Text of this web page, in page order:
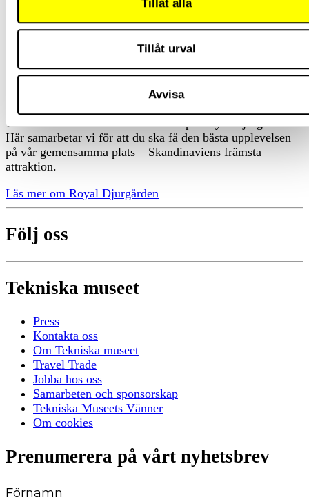
Tillåt alla
Tillåt urval
Avvisa
mål, att få fler unga att intressera sig för naturvetenskap
och teknik. Som samarbetspartner till Tekniska museet
förenar du affärsnytta med samhällsengagemang.
På Djurgården samarbetar vi
Tekniska är en del av de 55 aktörer på Royal Djurgården.
Här samarbetar vi för att du ska få den bästa upplevelsen
på vår gemensamma plats – Skandinaviens främsta
attraktion.
Läs mer om Royal Djurgården
Följ oss
Tekniska museet
Press
Kontakta oss
Om Tekniska museet
Travel Trade
Jobba hos oss
Samarbeten och sponsorskap
Tekniska Museets Vänner
Om cookies
Prenumerera på vårt nyhetsbrev
Förnamn